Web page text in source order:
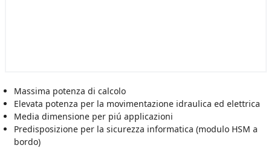
Massima potenza di calcolo
Elevata potenza per la movimentazione idraulica ed elettrica
Media dimensione per piú applicazioni
Predisposizione per la sicurezza informatica (modulo HSM a
bordo)